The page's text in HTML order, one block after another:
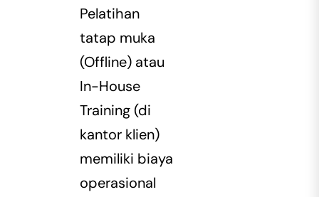
Pelatihan
tatap muka
(Offline) atau
In-House
Training (di
kantor klien)
memiliki biaya
operasional